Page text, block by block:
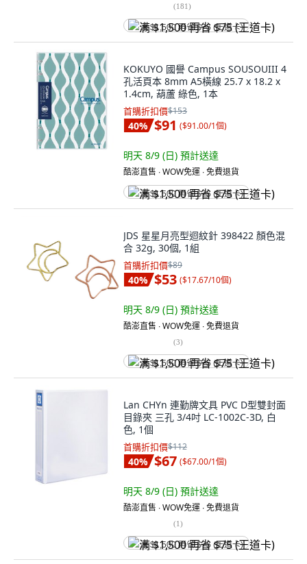
(181)
满 $1,500 再省 $75 (王道卡)
KOKUYO 國譽 Campus SOUSOUIII 4
孔活頁本 8mm A5橫線 25.7 x 18.2 x
1.4cm, 葫蘆 綠色, 1本
首購折扣價$153
40% $91 ($91.00/1個)
明天 8/9 (日) 預計送達
酷澎直售 ∙ WOW免運 ∙ 免費退貨
满 $1,500 再省 $75 (王道卡)
JDS 星星月亮型迴紋針 398422 顏色混
合 32g, 30個, 1組
首購折扣價$89
40% $53 ($17.67/10個)
明天 8/9 (日) 預計送達
酷澎直售 ∙ WOW免運 ∙ 免費退貨
(3)
满 $1,500 再省 $75 (王道卡)
Lan CHYn 連勤牌文具 PVC D型雙封面
目錄夾 三孔 3/4吋 LC-1002C-3D, 白
色, 1個
首購折扣價$112
40% $67 ($67.00/1個)
明天 8/9 (日) 預計送達
酷澎直售 ∙ WOW免運 ∙ 免費退貨
(1)
满 $1,500 再省 $75 (王道卡)